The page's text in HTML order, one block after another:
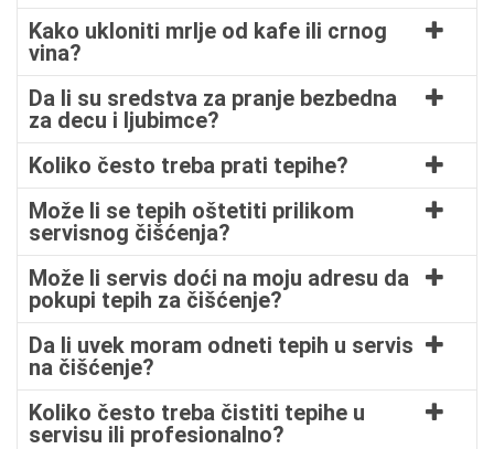
Kako ukloniti mrlje od kafe ili crnog
vina?
Da li su sredstva za pranje bezbedna
za decu i ljubimce?
Koliko često treba prati tepihe?
Može li se tepih oštetiti prilikom
servisnog čišćenja?
Može li servis doći na moju adresu da
pokupi tepih za čišćenje?
Da li uvek moram odneti tepih u servis
na čišćenje?
Koliko često treba čistiti tepihe u
servisu ili profesionalno?